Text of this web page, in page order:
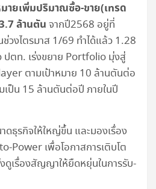
ายเพิ่มปริมาณซื้อ-ขาย(เทรด
ล้านตันจากปี2568 อยู่ที่
วงไตรมาส 1/69 ทำได้แล้ว 1.28
ปตท. เร่งขยาย Portfolio มุ่งสู่
ตามเป้าหมาย 10 ล้านตันต่อ
เป็น 15 ล้านตันต่อปี ภายในปี
ธุรกิจให้ใหญ่ขึ้น และมองเรื่อง
Power เพื่อโอกาสการเติบโต
ดูเรื่องสัญญาให้ยืดหยุ่นในการรับ-